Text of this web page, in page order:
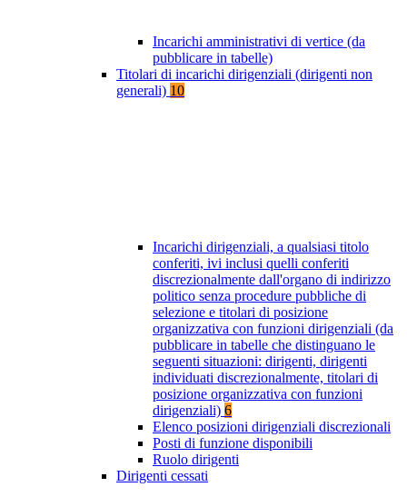
Incarichi amministrativi di vertice (da
pubblicare in tabelle)
Titolari di incarichi dirigenziali (dirigenti non
generali) 10
Incarichi dirigenziali, a qualsiasi titolo
conferiti, ivi inclusi quelli conferiti
discrezionalmente dall'organo di indirizzo
politico senza procedure pubbliche di
selezione e titolari di posizione
organizzativa con funzioni dirigenziali (da
pubblicare in tabelle che distinguano le
seguenti situazioni: dirigenti, dirigenti
individuati discrezionalmente, titolari di
posizione organizzativa con funzioni
dirigenziali) 6
Elenco posizioni dirigenziali discrezionali
Posti di funzione disponibili
Ruolo dirigenti
Dirigenti cessati